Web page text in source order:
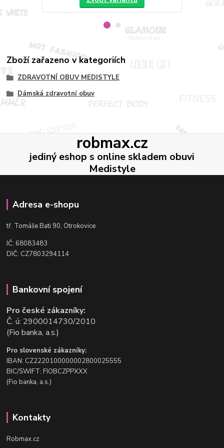
Zboží zařazeno v kategoriích
ZDRAVOTNÍ OBUV MEDISTYLE
Dámská zdravotní obuv
robmax.cz
jediný eshop s online skladem obuvi
Medistyle
Adresa e-shopu
tř. Tomáše Bati 90, Otrokovice
IČ: 68083483
DIČ: CZ7803294114
Bankovní spojení
Pro české zákazníky:
Č. ú: 2900014730/2010
(Fio banka, a.s.)
Pro slovenské zákazníky:
IBAN: CZ2220100000002800025555
BIC/SWIFT: FIOBCZPPXXX
(Fio banka, a.s.)
Kontakty
Robmax.cz